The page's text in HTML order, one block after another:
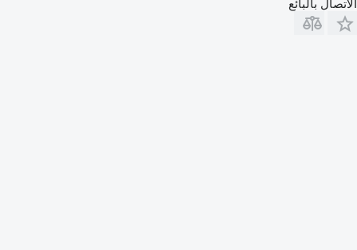
الاتصال بالبائع